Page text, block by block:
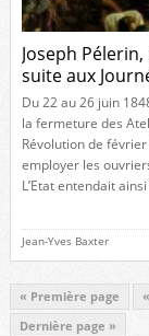
Joseph
suite aux
Du 22 au 26 juin
la fermeture des
Révolution de
employer les
L’Etat entendait
Jean-Yves Baxter
« Première page «
Dernière page »